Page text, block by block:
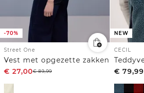
-70%
Street One
Vest met opgezette zakken
€ 27,00€89,99
NEW
CECIL
€ 79,99